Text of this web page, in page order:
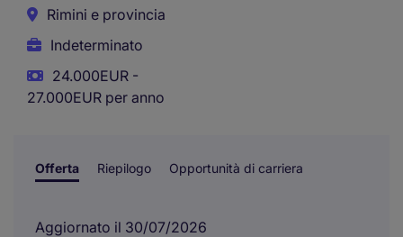
Rimini e provincia
Indeterminato
24.000EUR -
27.000EUR per anno
Offerta Riepilogo Opportunità di carriera
Aggiornato il 30/07/2026